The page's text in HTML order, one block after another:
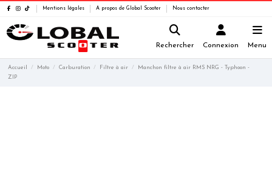
Mentions légales A propos de Global Scooter Nous contacter
Rechercher Connexion Menu
Accueil Moto Carburation Filtre à air
Manchon filtre à air RMS NRG - Typhoon -
ZIP